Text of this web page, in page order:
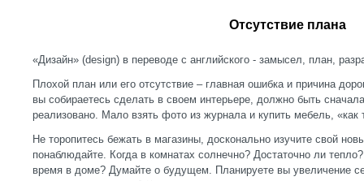
Отсутствие плана
«Дизайн» (design) в переводе с английского - замысел, план,
Плохой план или его отсутствие – главная ошибка и причина
вы собираетесь сделать в своем интерьере, должно быть
реализовано. Мало взять фото из журнала и купить мебель, «как
Не торопитесь бежать в магазины, досконально изучите свой
понаблюдайте. Когда в комнатах солнечно? Достаточно ли
время в доме? Думайте о будущем. Планируете вы увеличение